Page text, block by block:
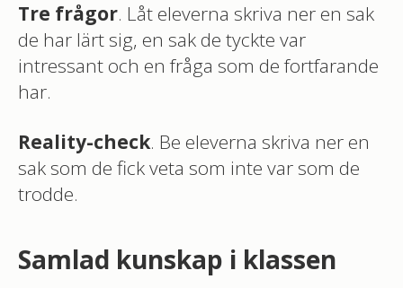
Tre frågor. Låt eleverna skriva ner en sak
de har lärt sig, en sak de tyckte var
intressant och en fråga som de fortfarande
har.
Reality-check. Be eleverna skriva ner en
sak som de fick veta som inte var som de
trodde.
Samlad kunskap i klassen